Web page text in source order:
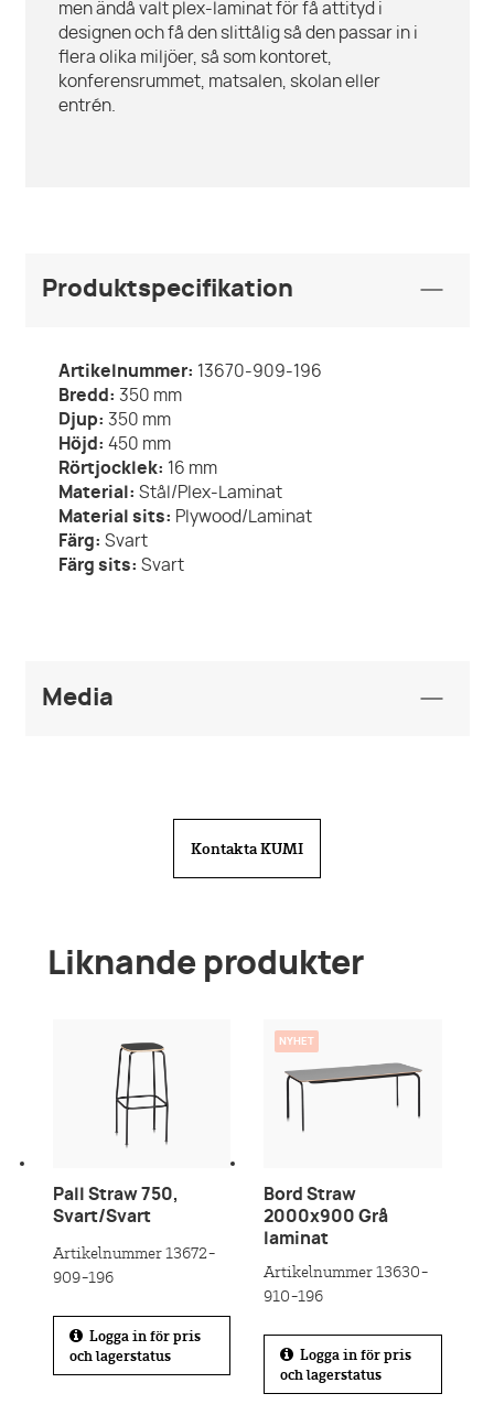
men ändå valt plex-laminat för få attityd i
designen och få den slittålig så den passar in i
flera olika miljöer, så som kontoret,
konferensrummet, matsalen, skolan eller
entrén.
Produktspecifikation
Artikelnummer: 13670-909-196
Bredd: 350 mm
Djup: 350 mm
Höjd: 450 mm
Rörtjocklek: 16 mm
Material: Stål/Plex-Laminat
Material sits: Plywood/Laminat
Färg: Svart
Färg sits: Svart
Media
pall-straw-450-ritning.png
Kontakta KUMI
Liknande produkter
Pall Straw 750,
Svart/Svart
Artikelnummer 13672-
909-196
Logga in för pris
och lagerstatus
NYHET
Bord Straw
2000x900 Grå
laminat
Artikelnummer 13630-
910-196
Logga in för pris
och lagerstatus